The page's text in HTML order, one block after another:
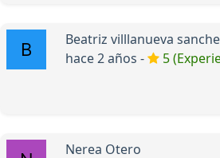
Beatriz villlanueva
hace 2 años -
5
Nerea Otero